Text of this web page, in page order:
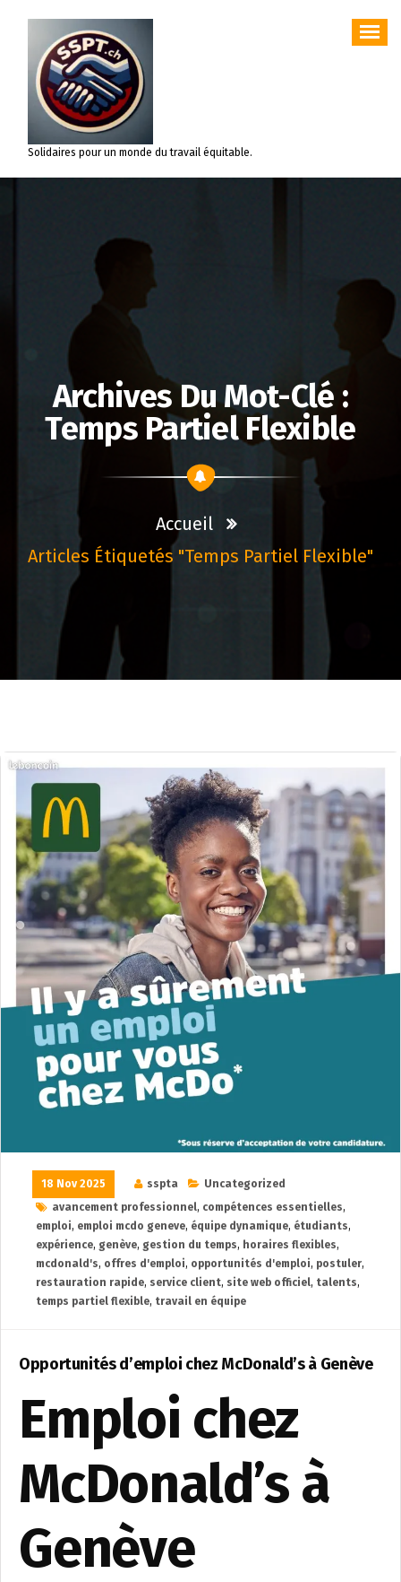
contenu
Solidaires pour un monde du travail équitable.
Archives Du Mot-Clé :
Temps Partiel Flexible
Accueil
Articles Étiquetés "temps Partiel Flexible"
18 Nov 2025 sspta
Uncategorized
avancement professionnel, compétences essentielles,
emploi, emploi mcdo geneve, équipe dynamique, étudiants,
expérience, genève, gestion du temps, horaires flexibles,
mcdonald's, offres d'emploi, opportunités d'emploi, postuler,
restauration rapide, service client, site web officiel, talents,
temps partiel flexible, travail en équipe
Opportunités d’emploi chez McDonald’s à Genève
Emploi chez
McDonald’s à
Genève